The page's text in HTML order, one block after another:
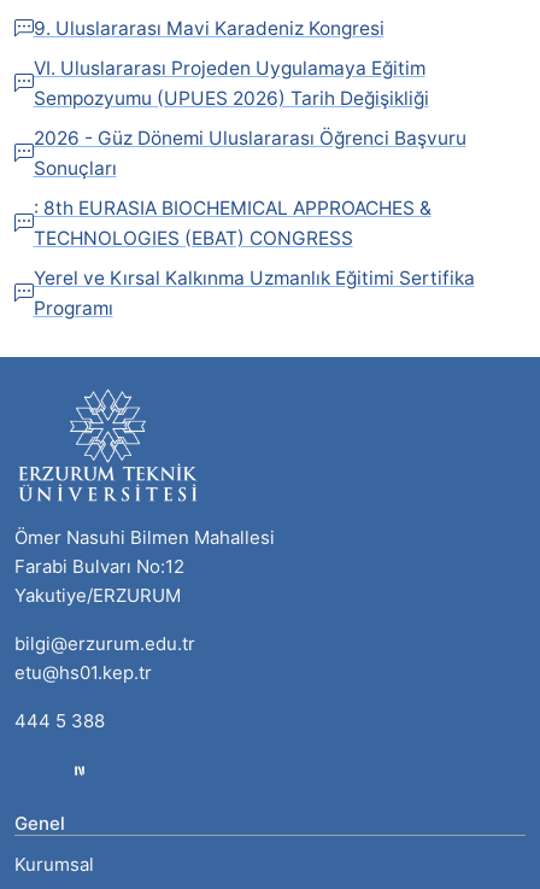
9. Uluslararası Mavi Karadeniz Kongresi
VI. Uluslararası Projeden Uygulamaya Eğitim
Sempozyumu (UPUES 2026) Tarih Değişikliği
2026 - Güz Dönemi Uluslararası Öğrenci Başvuru
Sonuçları
: 8th EURASIA BIOCHEMICAL APPROACHES &
TECHNOLOGIES (EBAT) CONGRESS
Yerel ve Kırsal Kalkınma Uzmanlık Eğitimi Sertifika
Programı
Ömer Nasuhi Bilmen Mahallesi
Farabi Bulvarı No:12
Yakutiye/ERZURUM
bilgi@erzurum.edu.tr
etu@hs01.kep.tr
444 5 388
Genel
Kurumsal